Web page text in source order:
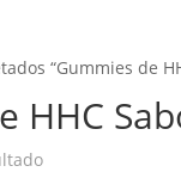
“Gummies de
HHC